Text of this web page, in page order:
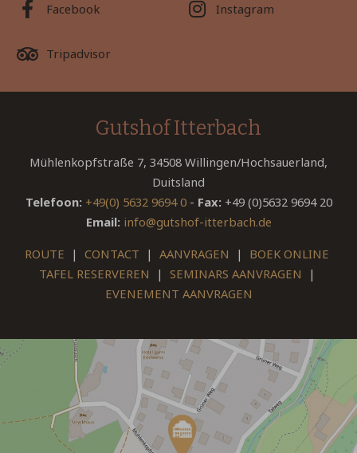
Facebook Instagram
Tripadvisor
Gutshof Itterbach
Mühlenkopfstraße 7, 34508 Willingen/Hochsauerland,
Duitsland
Telefoon: +49(0) 5632 9694 0- Fax: +49 (0)5632 9694 20
Email: info@gutshof-itterbach.de
ROUTE | CONTACT | AANVRAGEN | BOEK ONLINE
TAFEL RESERVEREN | SEMINARS AANVRAGEN |
EVENEMENT AANVRAGEN